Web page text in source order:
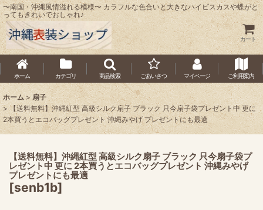
〜南国・沖縄風情溢れる模様〜 カラフルな色合いと大きなハイビスカスや蝶がと
ってもきれいでおしゃれ♪
カート
ホーム カテゴリ 商品検索 ごあいさつ マイページ ご利用案内
ホーム > 扇子
> 【送料無料】沖縄紅型 高級シルク扇子 ブラック 只今扇子袋プレゼント中 更に
2本買うとエコバッグプレゼント 沖縄みやげ プレゼントにも最適
【送料無料】沖縄紅型 高級シルク扇子 ブラック 只今扇子袋プ
レゼント中 更に 2本買うとエコバッグプレゼント 沖縄みやげ
プレゼントにも最適
[senb1b]